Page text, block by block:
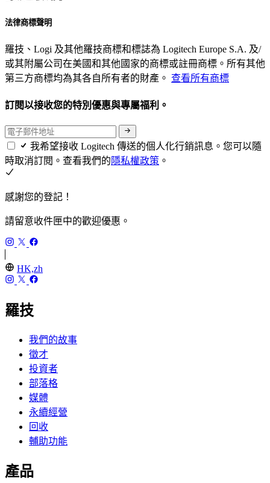
法律商標聲明
羅技、Logi 及其他羅技商標和標誌為 Logitech Europe S.A. 及/
或其附屬公司在美國和其他國家的商標或註冊商標。所有其他
第三方商標均為其各自所有者的財產。 查看所有商標
訂閱以接收您的特別優惠與專屬福利。
我希望接收 Logitech 傳送的個人化行銷訊息。您可以隨
時取消訂閱。查看我們的隱私權政策 。
感謝您的登記！
請留意收件匣中的歡迎優惠。
HK,zh
羅技
我們的故事
徵才
投資者
部落格
媒體
永續經營
回收
輔助功能
產品